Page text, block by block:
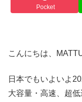
Pocket
こんにちは、
日本でもいよいよ
大容量・高速、超